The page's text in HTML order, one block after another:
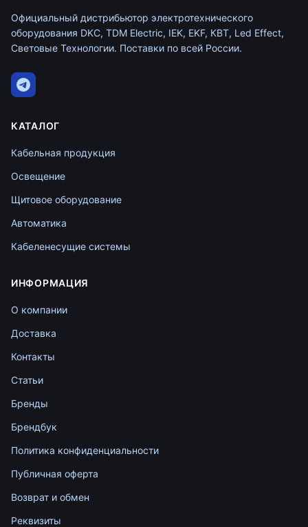
Официальный дистрибьютор электротехнического
оборудования DKC, TDM Electric, IEK, EKF, КВТ, Led Effect,
Световые Технологии. Поставки по всей России.
КАТАЛОГ
Кабельная продукция
Освещение
Щитовое оборудование
Автоматика
Кабеленесущие системы
ИНФОРМАЦИЯ
О компании
Доставка
Контакты
Статьи
Бренды
Брендбук
Политика конфиденциальности
Публичная оферта
Возврат и обмен
Реквизиты